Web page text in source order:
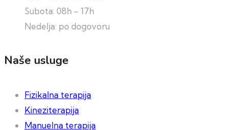
Subota: 08h - 17h
Nedelja: po dogovoru
Naše usluge
Fizikalna terapija
Kineziterapija
Manuelna terapija